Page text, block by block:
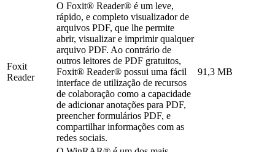
Foxit
Reader
O Foxit® Reader® é um leve,
rápido, e completo visualizador de
arquivos PDF, que lhe permite
abrir, visualizar e imprimir qualquer
arquivo PDF. Ao contrário de
outros leitores de PDF gratuitos,
Foxit® Reader® possui uma fácil
interface de utilização de recursos
de colaboração como a capacidade
de adicionar anotações para PDF,
preencher formulários PDF, e
compartilhar informações com as
redes sociais.
91,3 MB